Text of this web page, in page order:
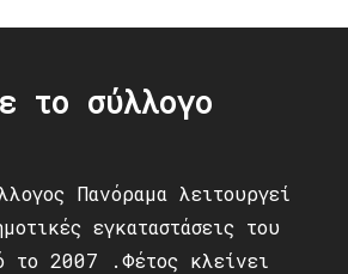
το σύλλογο
Πανόραμα λειτουργεί
εγκαταστάσεις του
το 2007 .Φέτος κλείνει